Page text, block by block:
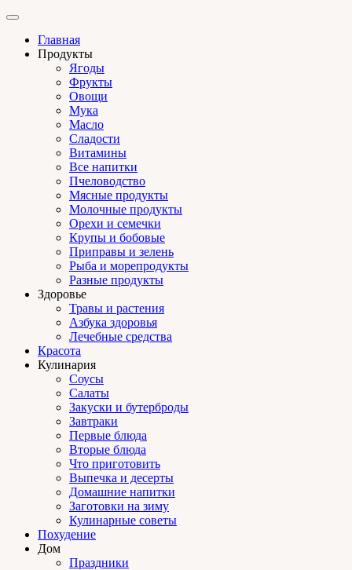
Главная
Продукты
Ягоды
Фрукты
Овощи
Мука
Масло
Сладости
Витамины
Все напитки
Пчеловодство
Мясные продукты
Молочные продукты
Орехи и семечки
Крупы и бобовые
Приправы и зелень
Рыба и морепродукты
Разные продукты
Здоровье
Травы и растения
Азбука здоровья
Лечебные средства
Красота
Кулинария
Соусы
Салаты
Закуски и бутерброды
Завтраки
Первые блюда
Вторые блюда
Что приготовить
Выпечка и десерты
Домашние напитки
Заготовки на зиму
Кулинарные советы
Похудение
Дом
Праздники